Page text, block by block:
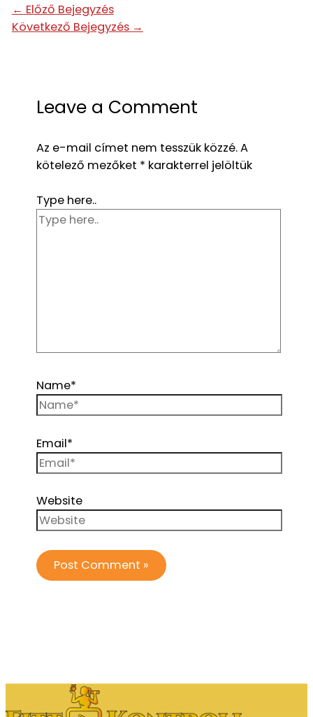
← Előző Bejegyzés
Következő Bejegyzés →
Leave a Comment
Az e-mail címet nem tesszük közzé.A
kötelező mezőket * karakterrel jelöltük
Type here..
Name*
Email*
Website